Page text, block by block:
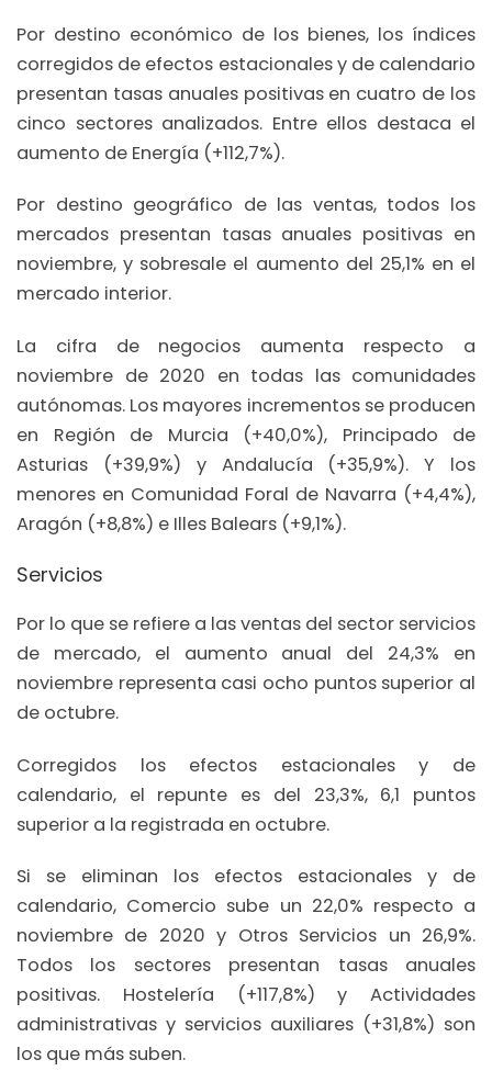
Por destino económico de los bienes, los índices
corregidos de efectos estacionales y de calendario
presentan tasas anuales positivas en cuatro de los
cinco sectores analizados. Entre ellos destaca el
aumento de Energía (+112,7%).
Por destino geográfico de las ventas, todos los
mercados presentan tasas anuales positivas en
noviembre, y sobresale el aumento del 25,1% en el
mercado interior.
La cifra de negocios aumenta respecto a
noviembre de 2020 en todas las comunidades
autónomas. Los mayores incrementos se producen
en Región de Murcia (+40,0%), Principado de
Asturias (+39,9%) y Andalucía (+35,9%). Y los
menores en Comunidad Foral de Navarra (+4,4%),
Aragón (+8,8%) e Illes Balears (+9,1%).
Servicios
Por lo que se refiere a las ventas del sector servicios
de mercado, el aumento anual del 24,3% en
noviembre representa casi ocho puntos superior al
de octubre.
Corregidos los efectos estacionales y de
calendario, el repunte es del 23,3%, 6,1 puntos
superior a la registrada en octubre.
Si se eliminan los efectos estacionales y de
calendario, Comercio sube un 22,0% respecto a
noviembre de 2020 y Otros Servicios un 26,9%.
Todos los sectores presentan tasas anuales
positivas. Hostelería (+117,8%) y Actividades
administrativas y servicios auxiliares (+31,8%) son
los que más suben.